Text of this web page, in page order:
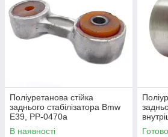
Поліуретанова стійка
заднього стабілізатора Bmw
E39, PP-0470a
В наявності
E39,